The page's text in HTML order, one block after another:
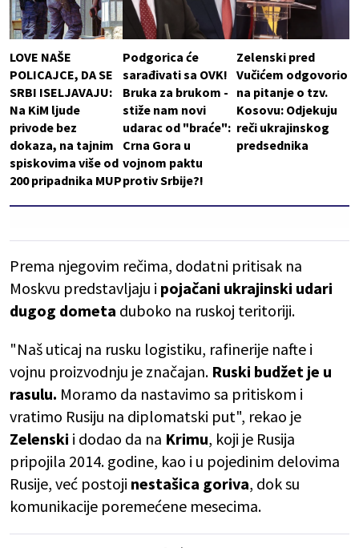
LOVE NAŠE
POLICAJCE, DA SE
SRBI ISELJAVAJU:
Na KiM ljude
privode bez
dokaza, na tajnim
spiskovima više od
200 pripadnika MUP
Podgorica će
sarađivati sa OVK!
Bruka za brukom -
stiže nam novi
udarac od "braće":
Crna Gora u
vojnom paktu
protiv Srbije?!
Zelenski pred
Vučićem odgovorio
na pitanje o tzv.
Kosovu: Odjekuju
reči ukrajinskog
predsednika
Prema njegovim rečima, dodatni pritisak na
Moskvu predstavljaju i pojačani ukrajinski udari
dugog dometa duboko na ruskoj teritoriji.
"Naš uticaj na rusku logistiku, rafinerije nafte i
vojnu proizvodnju je značajan. Ruski budžet je u
rasulu. Moramo da nastavimo sa pritiskom i
vratimo Rusiju na diplomatski put", rekao je
Zelenski i dodao da na Krimu, koji je Rusija
pripojila 2014. godine, kao i u pojedinim delovima
Rusije, već postoji nestašica goriva, dok su
komunikacije poremećene mesecima.